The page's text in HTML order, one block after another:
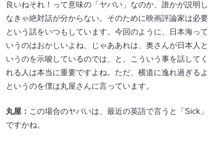
良いねそれ！って意味の「ヤバい」なのか、誰かが説明し
なきゃ絶対話が分からない。そのために映画評論家は必要
という話をいつもしています。今回のように、日本海って
いうのはおかしいよね、じゃああれは、奥さんが日本人と
いうのを示唆しているのでは、と。こういう事を話してく
れる人は本当に重要ですよね。ただ、横道に逸れ過ぎるよ
というのを僕は丸屋さんに言っています。
丸屋： この場合のヤバいは、最近の英語で言うと「Sick」
ですかね。